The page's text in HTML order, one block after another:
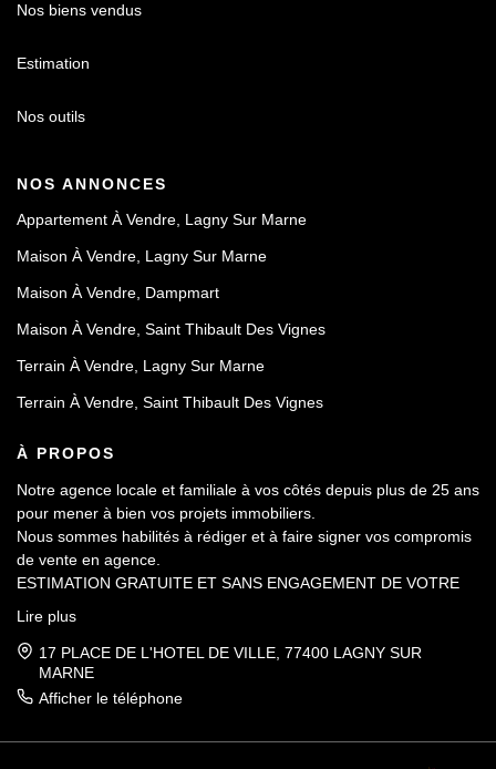
Nos biens vendus
Estimation
Nos outils
NOS ANNONCES
Appartement À Vendre, Lagny Sur Marne
Maison À Vendre, Lagny Sur Marne
Maison À Vendre, Dampmart
Maison À Vendre, Saint Thibault Des Vignes
Terrain À Vendre, Lagny Sur Marne
Terrain À Vendre, Saint Thibault Des Vignes
À PROPOS
Notre agence locale et familiale à vos côtés depuis plus de 25 ans
pour mener à bien vos projets immobiliers.
Nous sommes habilités à rédiger et à faire signer vos compromis
de vente en agence.
ESTIMATION GRATUITE ET SANS ENGAGEMENT DE VOTRE
Lire plus
17 PLACE DE L'HOTEL DE VILLE, 77400 LAGNY SUR
MARNE
Afficher le téléphone